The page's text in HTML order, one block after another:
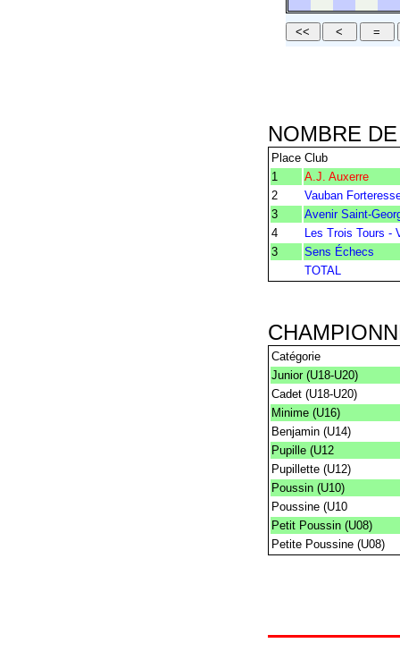
NOMBRE
Place Club
1
A.J. Auxerre
2
Vauban
3
Avenir Saint-
4
Les Trois Tours -
3
Sens Échecs
TOTAL
Catégorie
Junior (U18-U20)
Cadet (U18-U20)
Minime (U16)
Benjamin (U14)
Pupille (U12
Pupillette (U12)
Poussin (U10)
Poussine (U10
Petit Poussin (U08)
Petite Poussine (U08)